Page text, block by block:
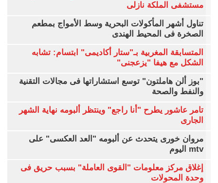
مستشفى الملكة نازلى
تناول أشهر المأكولات البحرية وسط الأمواج بمطعم
الصخرة فى المحيط الهندى
المتسابقة المغربية بـ"ستار أكاديمى" ابتسام: تشابه
الشكل مع هيفا "يزعجنى"
"بوز ألن هاملتون" توسع استشاراتها فى مجالات التقنية
والنفط والصحة
تامر عاشور يطرح "أنا راجع" وينتظر ألبومه نهاية الشهر
الجارى
مروان خورى يتحدث عن ألبومه "العد العكسى" على
mtv اليوم
إغلاق مركز معلومات "القوى العاملة" بسبب حريق فى
وحدة المحولات